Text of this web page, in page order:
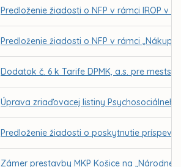
Predloženie žiadosti o NFP v rámci IROP v
Predloženie žiadosti o NFP v rámci
Dodatok č. 6 k Tarife DPMK, a.s. pre
Úprava zriaďovacej listiny
Predloženie žiadosti o poskytnutie
Zámer prestavby MKP Košice na